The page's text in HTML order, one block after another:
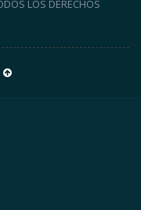
LOS DERECHOS